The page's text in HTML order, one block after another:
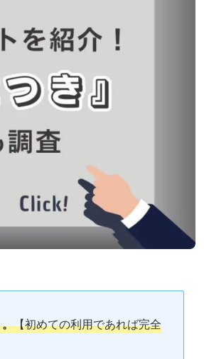
。【初めての利用であれば完全